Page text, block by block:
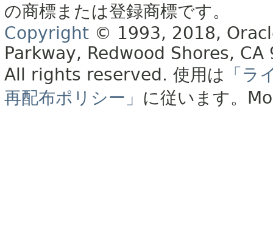
の商標または登録商標です。
Copyright © 1993, 2018,
Parkway, Redwood Shores, CA
All rights reserved. 使用は 「ラ
再配布ポリシー」 に従います。